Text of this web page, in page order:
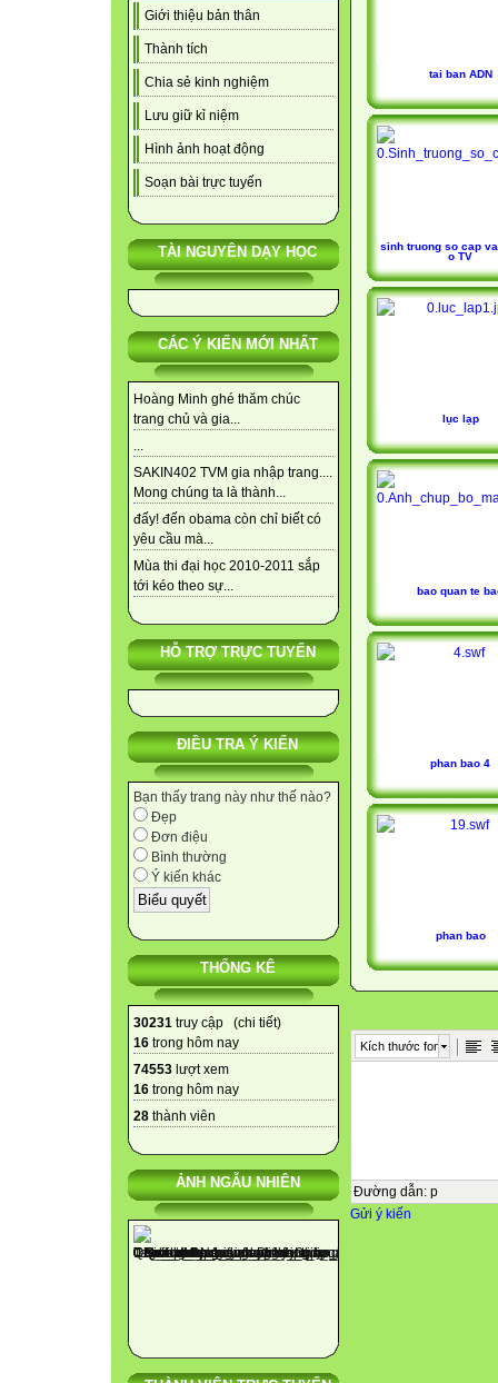
Giới thiệu bản thân
Thành tích
Chia sẻ kinh nghiệm
Lưu giữ kỉ niệm
Hình ảnh hoạt động
Soạn bài trực tuyến
TÀI NGUYÊN DẠY HỌC
CÁC Ý KIẾN MỚI NHẤT
Hoàng Minh ghé thăm chúc
trang chủ và gia...
...
SAKIN402 TVM gia nhập trang....
Mong chúng ta là thành...
đấy! đến obama còn chỉ biết có
yêu cầu mà...
Mùa thi đại học 2010-2011 sắp
tới kéo theo sự...
HỖ TRỢ TRỰC TUYẾN
ĐIỀU TRA Ý KIẾN
Bạn thấy trang này như thế nào?
Đẹp
Đơn điệu
Bình thường
Ý kiến khác
THỐNG KÊ
30231 truy cập (chi tiết)
16 trong hôm nay
74553 lượt xem
16 trong hôm nay
28 thành viên
ẢNH NGẪU NHIÊN
tai ban ADN
sinh truong so cap
o TV
lục lạp
bao quan te
phan bao 4
phan bao
Kích thước font
Đường dẫn: p
Gửi ý kiến